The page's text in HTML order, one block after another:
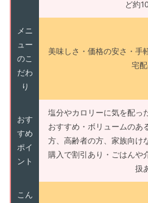
ど約
メニ
ュー
のこ
だわ
り
美味しさ・価格の安さ・手
宅
おす
すめ
ポイ
ント
塩分やカロリーに気を配っ
おすすめ・ボリュームのあ
方、高齢者の方、家族向け
購入で割引あり・ごはんや
扱
こん